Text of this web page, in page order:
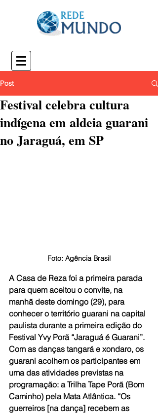
Post
Festival celebra cultura
indígena em aldeia guarani
no Jaraguá, em SP
Foto: Agência Brasil
A Casa de Reza foi a primeira parada
para quem aceitou o convite, na
manhã deste domingo (29), para
conhecer o território guarani na capital
paulista durante a primeira edição do
Festival Yvy Porã “Jaraguá é Guarani”.
Com as danças tangará e xondaro, os
guarani acolhem os participantes em
uma das atividades previstas na
programação: a Trilha Tape Porã (Bom
Caminho) pela Mata Atlântica. “Os
guerreiros [na dança] recebem as